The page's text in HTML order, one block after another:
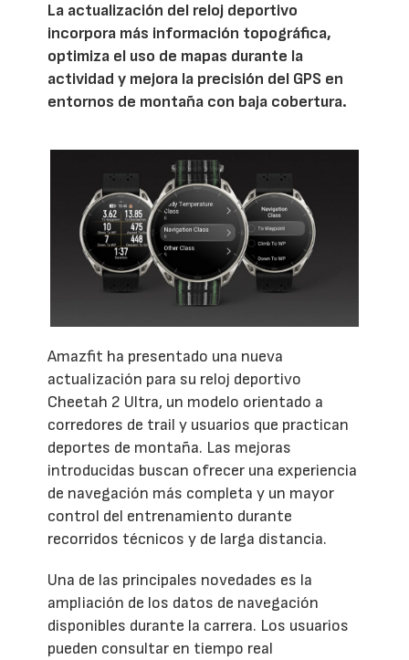
La actualización del reloj deportivo
incorpora más información topográfica,
optimiza el uso de mapas durante la
actividad y mejora la precisión del GPS en
entornos de montaña con baja cobertura.
Amazfit ha presentado una nueva
actualización para su reloj deportivo
Cheetah 2 Ultra, un modelo orientado a
corredores de trail y usuarios que practican
deportes de montaña. Las mejoras
introducidas buscan ofrecer una experiencia
de navegación más completa y un mayor
control del entrenamiento durante
recorridos técnicos y de larga distancia.
Una de las principales novedades es la
ampliación de los datos de navegación
disponibles durante la carrera. Los usuarios
pueden consultar en tiempo real